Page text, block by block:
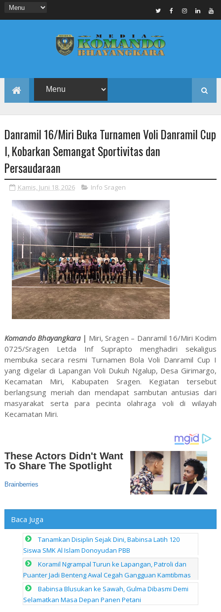
Danramil 16/Miri Buka Turnamen Voli Danramil Cup
I, Kobarkan Semangat Sportivitas dan
Persaudaraan
Kamis, Juni 18, 2026 Info Sragen
Komando Bhayangkara | Miri, Sragen – Danramil 16/Miri Kodim
0725/Sragen Letda Inf Suprapto menghadiri sekaligus
membuka secara resmi Turnamen Bola Voli Danramil Cup I
yang digelar di Lapangan Voli Dukuh Ngalup, Desa Girimargo,
Kecamatan Miri, Kabupaten Sragen. Kegiatan tersebut
berlangsung meriah dan mendapat sambutan antusias dari
masyarakat serta para pecinta olahraga voli di wilayah
Kecamatan Miri.
Baca Juga
Tanamkan Disiplin Sejak Dini, Babinsa Latih 120
Siswa SMK Al Islam Donoyudan PBB
Koramil Ngrampal Turun ke Lapangan, Patroli dan
Puanter Jadi Benteng Awal Cegah Gangguan Kamtibmas
Babinsa Blusukan ke Sawah, Gulma Dibasmi Demi
Selamatkan Masa Depan Panen Petani